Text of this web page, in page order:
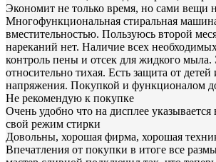
Экономит не только время, но сами вещи
Многофункциональная стиральная
вместительностью. Пользуюсь второй
нареканий нет. Наличие всех
контроль пены и отсек для жидкого мыла.
относительно тихая. Есть защита от детей
напряжения. Покупкой и функционалом
Не рекомендую к покупке
Очень удобно что на дисплее
свой режим стирки
Довольны, хорошая фирма, хорошая
Впечатления от покупки в итоге все